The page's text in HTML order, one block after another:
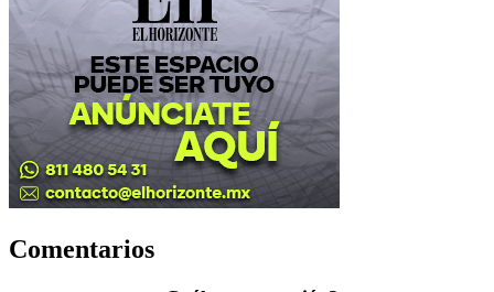
Comentarios